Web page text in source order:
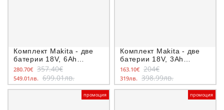
Комплект Makita - две
батерии 18V, 6Ah
BL1860B и двойно
зарядно DC18RD
280.70€ 357.40€
549.01лв. 699.01лв.
Комплект Makita - две
батерии 18V, 3Ah
BL1830 и зарядно
DC18RC
163.10€ 204€
319лв. 398.99лв.
промоция промоция